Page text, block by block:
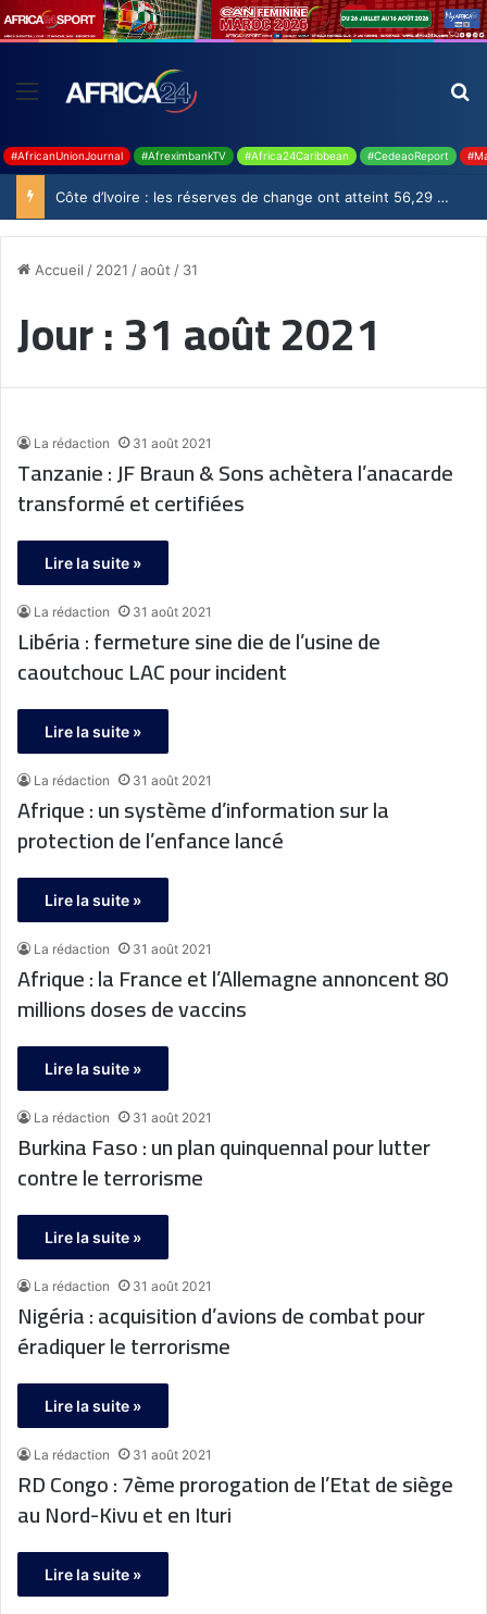
#AfricanUnionJournal #AfreximbankTV #Africa24Caribbean #CedeaoReport
Côte d’Ivoire : les réserves de change ont atteint 56,29 milliards USD en juillet
Accueil / 2021 /août / 31
Jour :31 août 2021
La rédaction 31 août 2021
Tanzanie : JF Braun & Sons achètera l’anacarde
transformé et certifiées
Lire la suite »
La rédaction 31 août 2021
Libéria : fermeture sine die de l’usine de
caoutchouc LAC pour incident
Lire la suite »
La rédaction 31 août 2021
Afrique : un système d’information sur la
protection de l’enfance lancé
Lire la suite »
La rédaction 31 août 2021
Afrique : la France et l’Allemagne annoncent 80
millions doses de vaccins
Lire la suite »
La rédaction 31 août 2021
Burkina Faso : un plan quinquennal pour lutter
contre le terrorisme
Lire la suite »
La rédaction 31 août 2021
Nigéria : acquisition d’avions de combat pour
éradiquer le terrorisme
Lire la suite »
La rédaction 31 août 2021
RD Congo : 7ème prorogation de l’Etat de siège
au Nord-Kivu et en Ituri
Lire la suite »